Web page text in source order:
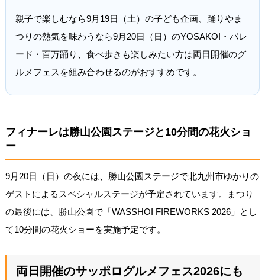
親子で楽しむなら9月19日（土）の子ども企画、踊りやま
つりの熱気を味わうなら9月20日（日）のYOSAKOI・パレ
ード・百万踊り、食べ歩きも楽しみたい方は両日開催のグ
ルメフェスを組み合わせるのがおすすめです。
フィナーレは勝山公園ステージと10分間の花火ショ
ー
9月20日（日）の夜には、勝山公園ステージで北九州市ゆかりの
ゲストによるスペシャルステージが予定されています。まつり
の最後には、勝山公園で「WASSHOI FIREWORKS 2026」とし
て10分間の花火ショーを実施予定です。
両日開催のサッポログルメフェス2026にも